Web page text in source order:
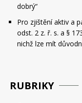
dobrý“
Pro zjištění aktiv a
odst. 2 z. ř. s. a §
nichž lze mít
RUBRIKY